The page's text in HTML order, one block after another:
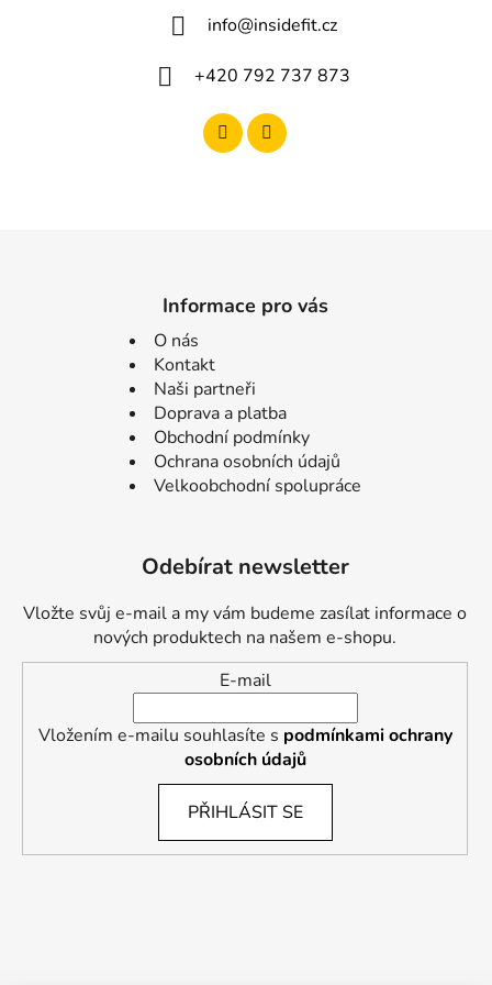
info@insidefit.cz
+420 792 737 873
Informace pro vás
O nás
Kontakt
Naši partneři
Doprava a platba
Obchodní podmínky
Ochrana osobních údajů
Velkoobchodní spolupráce
Odebírat newsletter
Vložte svůj e-mail a my vám budeme zasílat informace o
nových produktech na našem e-shopu.
E-mail
Vložením e-mailu souhlasíte s podmínkami ochrany
osobních údajů
PŘIHLÁSIT SE